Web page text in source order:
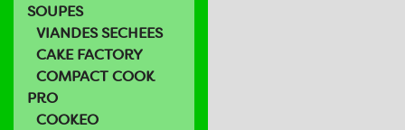
SOUPES
VIANDES SECHEES
CAKE FACTORY
COMPACT COOK
PRO
COOKEO